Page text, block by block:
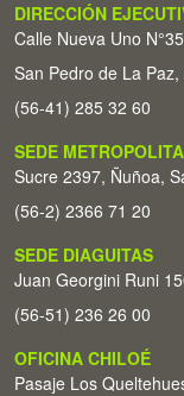
DIRECCIÓN
Calle Nueva Uno
San Pedro de La
(56-41) 285 32 60
SEDE
Sucre 2397, Ñuñoa,
(56-2) 2366 71 20
SEDE DIAGUITAS
Juan Georgini Runi
(56-51) 236 26 00
OFICINA CHILOÉ
Pasaje Los